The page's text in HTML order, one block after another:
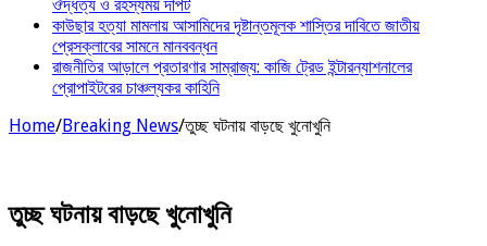
ঔদ্ধত্য ও রহস্যময় দাপট
কাউছার হত্যা মামলায় আসামিদের দৃষ্টান্তমূলক শাস্তির দাবিতে জাতীয়
প্রেসক্লাবের সামনে মানববন্ধন
রাজনীতির আড়ালে প্রতারণার সাম্রাজ্য: কাজি ট্রেড ইন্টারন্যাশনালের
প্রোপাইটরের চাঞ্চল্যকর কাহিনি
Home/Breaking News/তুচ্ছ ঘটনায় বাড়ছে খুনোখুনি
তুচ্ছ ঘটনায় বাড়ছে খুনোখুনি